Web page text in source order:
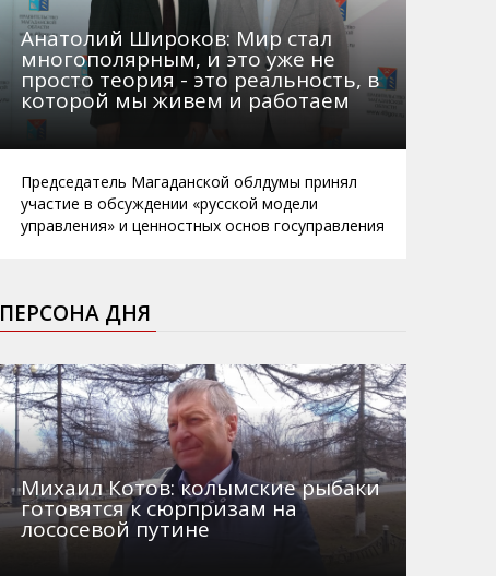
Анатолий Широков: Мир стал
многополярным, и это уже не
просто теория - это реальность, в
которой мы живем и работаем
Председатель Магаданской облдумы принял
участие в обсуждении «русской модели
управления» и ценностных основ госуправления
ПЕРСОНА ДНЯ
Михаил Котов: колымские рыбаки
готовятся к сюрпризам на
лососевой путине